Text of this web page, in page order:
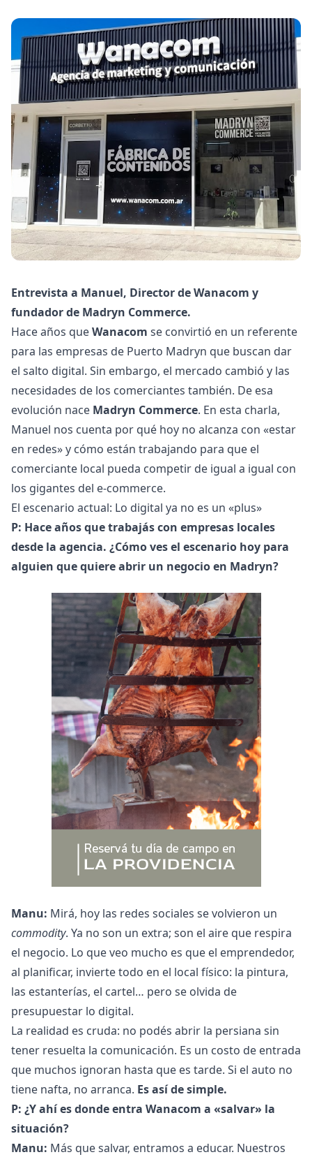
Entrevista a Manuel, Director de Wanacom y
fundador de Madryn Commerce.
Hace años queWanacom se convirtió en un referente
para las empresas de Puerto Madryn que buscan dar
el salto digital. Sin embargo, el mercado cambió y las
necesidades de los comerciantes también. De esa
evolución nace Madryn Commerce. En esta charla,
Manuel nos cuenta por qué hoy no alcanza con «estar
en redes» y cómo están trabajando para que el
comerciante local pueda competir de igual a igual con
los gigantes del e-commerce.
El escenario actual: Lo digital ya no es un «plus»
P: Hace años que trabajás con empresas locales
desde la agencia. ¿Cómo ves el escenario hoy para
alguien que quiere abrir un negocio en Madryn?
Manu: Mirá, hoy las redes sociales se volvieron un
commodity. Ya no son un extra; son el aire que respira
el negocio. Lo que veo mucho es que el emprendedor,
al planificar, invierte todo en el local físico: la pintura,
las estanterías, el cartel… pero se olvida de
presupuestar lo digital.
La realidad es cruda: no podés abrir la persiana sin
tener resuelta la comunicación. Es un costo de entrada
que muchos ignoran hasta que es tarde. Si el auto no
tiene nafta, no arranca. Es así de simple.
P: ¿Y ahí es donde entra Wanacom a «salvar» la
situación?
Manu: Más que salvar, entramos a educar. Nuestros